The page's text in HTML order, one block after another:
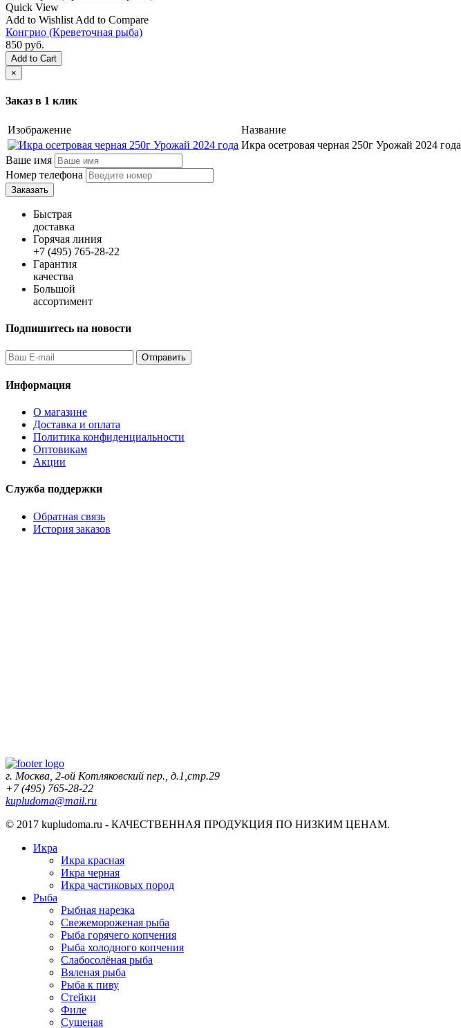
Quick View
Add to Wishlist Add to Compare
Конгрио (Креветочная рыба)
850 руб.
Add to Cart
×
Заказ в 1 клик
Изображение Название
Икра осетровая черная 250г Урожай 2024 года
Ваше имя
Номер телефона
Быстрая
доставка
Горячая линия
+7 (495) 765-28-22
Гарантия
качества
Большой
ассортимент
Подпишитесь на новости
Информация
О магазине
Доставка и оплата
Политика конфиденциальности
Оптовикам
Акции
Служба поддержки
Обратная связь
История заказов
г. Москва, 2-ой Котляковский пер., д.1,стр.29
+7 (495) 765-28-22
kupludoma@mail.ru
© 2017 kupludoma.ru - КАЧЕСТВЕННАЯ ПРОДУКЦИЯ ПО НИЗКИМ ЦЕНАМ.
Икра
Икра красная
Икра черная
Икра частиковых пород
Рыба
Рыбная нарезка
Свежемороженая рыба
Рыба горячего копчения
Рыба холодного копчения
Слабосолёная рыба
Вяленая рыба
Рыба к пиву
Стейки
Филе
Сушеная